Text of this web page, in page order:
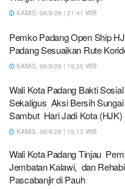
KAMIS, 06/8/26 | 21:41 WIB
Pemko Padang Open Ship
Padang Sesuaikan Rute
KAMIS, 06/8/26 | 19:20 WIB
Wali Kota Padang Bakti
Sekaligus Aksi Bersih
Sambut Hari Jadi Kota (HJK)
KAMIS, 06/8/26 | 19:13 WIB
Wali Kota Padang Tinjau
Jembatan Kalawi, dan
Pascabanjir di Pauh